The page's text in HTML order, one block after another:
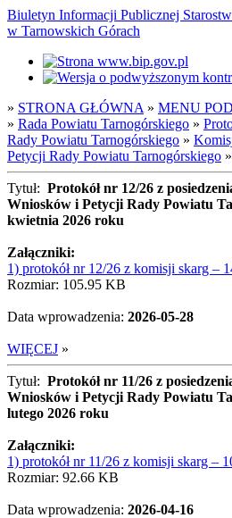
Biuletyn Informacji Publicznej
w Tarnowskich Górach
» STRONA GŁÓWNA » MENU
» Rada Powiatu Tarnogórskiego »
Rady Powiatu Tarnogórskiego »
Petycji Rady Powiatu Tarnogórskiego »
Tytuł: Protokół nr 12/26 z
Wniosków i Petycji Rady Powiatu
kwietnia 2026 roku
Załączniki:
1) protokół nr 12/26 z komisji skarg –
Rozmiar: 105.95 KB
Data wprowadzenia: 2026-05-28
WIĘCEJ »
Tytuł: Protokół nr 11/26 z
Wniosków i Petycji Rady Powiatu
lutego 2026 roku
Załączniki:
1) protokół nr 11/26 z komisji skarg –
Rozmiar: 92.66 KB
Data wprowadzenia: 2026-04-16